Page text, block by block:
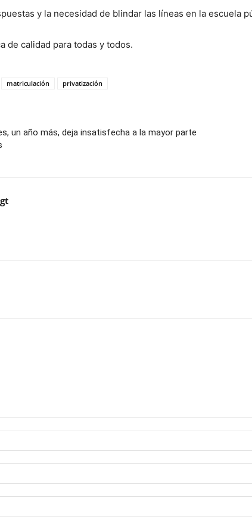
y la necesidad de blindar las líneas en la escuela
de calidad para todas y todos.
matriculación privatización
un año más, deja insatisfecha a la mayor parte